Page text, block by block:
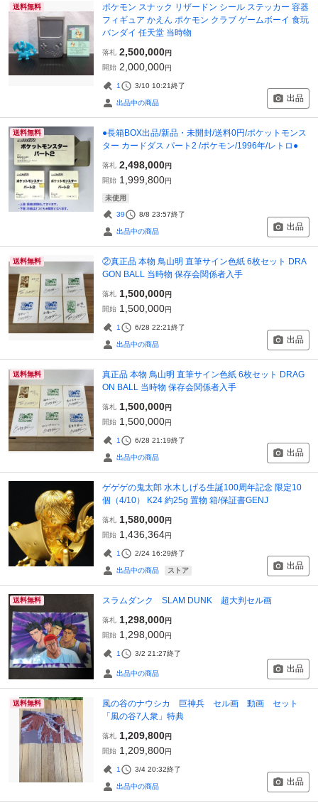
送料無料
ポケモン スナック リザードン シール ステッカー 容器
フィギュア かえん ポケモン クラブ ゲームボーイ 食玩
バンダイ 任天堂 当時物
落札 2,500,000円
開始 2,000,000円
1 3/10 10:21終了
出品中の商品 出品
送料無料
●長箱BOX出品/新品・未開封/送料0円/ポケットモンス
ター カードダス パート2 /ポケモン/1996年/レトロ●
落札 2,498,000円
開始 1,999,800円
未使用
39 8/8 23:57終了
出品中の商品 出品
送料無料
②真正品 本物 鳥山明 直筆サイン色紙 6枚セット DRA
GON BALL 当時物 保存会関係者入手
落札 1,500,000円
開始 1,500,000円
1 6/28 22:21終了
出品中の商品 出品
送料無料
真正品 本物 鳥山明 直筆サイン色紙 6枚セット DRAG
ON BALL 当時物 保存会関係者入手
落札 1,500,000円
開始 1,500,000円
1 6/28 21:19終了
出品中の商品 出品
ゲゲゲの鬼太郎 水木しげる生誕100周年記念 限定10
個（4/10） K24 約25g 置物 箱/保証書GENJ
落札 1,580,000円
開始 1,436,364円
1 2/24 16:29終了
出品中の商品 ストア 出品
送料無料 スラムダンク SLAM DUNK 超大判セル画
落札 1,298,000円
開始 1,298,000円
1 3/2 21:27終了
出品中の商品 出品
送料無料
風の谷のナウシカ 巨神兵 セル画 動画 セット
「風の谷7人衆」特典
落札 1,209,800円
開始 1,209,800円
1 3/4 20:32終了
出品中の商品 出品